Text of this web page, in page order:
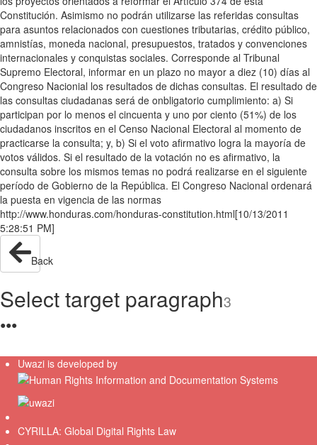
Constitución. Asimismo no podrán utilizarse las referidas consultas
para asuntos relacionados con cuestiones tributarias, crédito público,
amnistías, moneda nacional, presupuestos, tratados y convenciones
internacionales y conquistas sociales. Corresponde al Tribunal
Supremo Electoral, informar en un plazo no mayor a diez (10) días al
Congreso Nacionial los resultados de dichas consultas. El resultado de
las consultas ciudadanas será de onbligatorio cumplimiento: a) Si
participan por lo menos el cincuenta y uno por ciento (51%) de los
ciudadanos inscritos en el Censo Nacional Electoral al momento de
practicarse la consulta; y, b) Si el voto afirmativo logra la mayoría de
votos válidos. Si el resultado de la votación no es afirmativo, la
consulta sobre los mismos temas no podrá realizarse en el siguiente
período de Gobierno de la República. El Congreso Nacional ordenará
la puesta en vigencia de las normas
http://www.honduras.com/honduras-constitution.html[10/13/2011
5:28:51 PM]
Back
Select target paragraph3
●●●
Uwazi is developed by
CYRILLA: Global Digital Rights Law